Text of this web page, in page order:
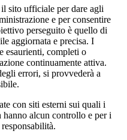
sito ufficiale per dare agli
e per consentire
perseguito è quello di
aggiornata e precisa. I
esaurienti, completi o
continuamente attiva.
errori, si provvederà a
con siti esterni sui quali i
hanno alcun controllo e per i